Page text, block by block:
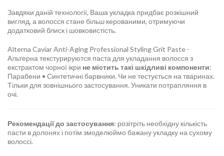
Завдяки даній технології, Ваша укладка придбає розкішний
вигляд, а волосся стане більш керованими, отримуючи
додатковий блиск і шовковистість.
Alterna Caviar Anti-Aging Professional Styling Grit Paste -
Альтерна текстурируются паста для укладання волосся з
екстрактом чорної ікри не містить такі шкідливі компоненти:
Парабени • Синтетичні барвники. Чи не тестується на тваринах.
Тільки для зовнішнього застосування. Уникати потрапляння в
очі.
Рекомендації до застосування: розітріть необхідну кількість
пасти в долонях і потім змоделюймо бажану укладку на сухому
волоссі.